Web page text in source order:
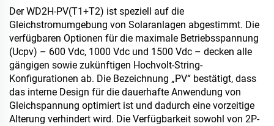
Der WD2H-PV(T1+T2) ist speziell auf die
Gleichstromumgebung von Solaranlagen abgestimmt. Die
verfügbaren Optionen für die maximale Betriebsspannung
(Ucpv) – 600 Vdc, 1000 Vdc und 1500 Vdc – decken alle
gängigen sowie zukünftigen Hochvolt-String-
Konfigurationen ab. Die Bezeichnung „PV“ bestätigt, dass
das interne Design für die dauerhafte Anwendung von
Gleichspannung optimiert ist und dadurch eine vorzeitige
Alterung verhindert wird. Die Verfügbarkeit sowohl von 2P-